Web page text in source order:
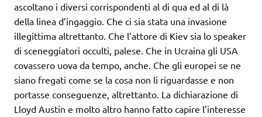
ascoltano i diversi corrispondenti al di qua ed al di là
della linea d’ingaggio. Che ci sia stata una invasione
illegittima altrettanto. Che l’attore di Kiev sia lo speaker
di sceneggiatori occulti, palese. Che in Ucraina gli USA
covassero uova da tempo, anche. Che gli europei se ne
siano fregati come se la cosa non li riguardasse e non
portasse conseguenze, altrettanto. La dichiarazione di
Lloyd Austin e molto altro hanno fatto capire l’interesse